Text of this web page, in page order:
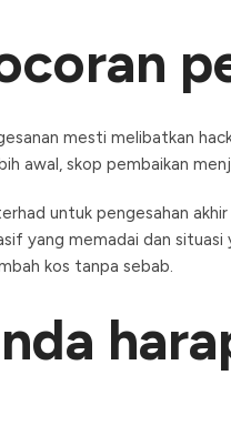
mesti melibatkan
awal, skop pembaikan
untuk pengesahan
yang memadai dan
kos tanpa sebab.